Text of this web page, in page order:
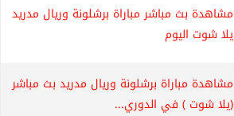
مشاهدة بث مباشر مباراة برشلونة وريال مدريد
يلا شوت اليوم
مشاهدة مباراة برشلونة وريال مدريد بث مباشر
(يلا شوت ) في الدوري...